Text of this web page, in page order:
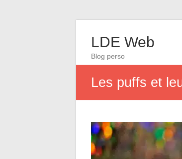
LDE Web
Blog perso
Les puffs et